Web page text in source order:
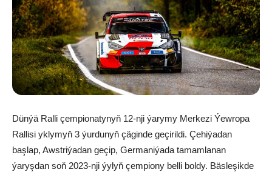
Dünýä Ralli çempionatynyň 12-nji ýarymy Merkezi Ýewropa
Rallisi yklymyň 3 ýurdunyň çäginde geçirildi. Çehiýadan
başlap, Awstriýadan geçip, Germaniýada tamamlanan
ýaryşdan soň 2023-nji ýylyň çempiony belli boldy. Bäsleşikde